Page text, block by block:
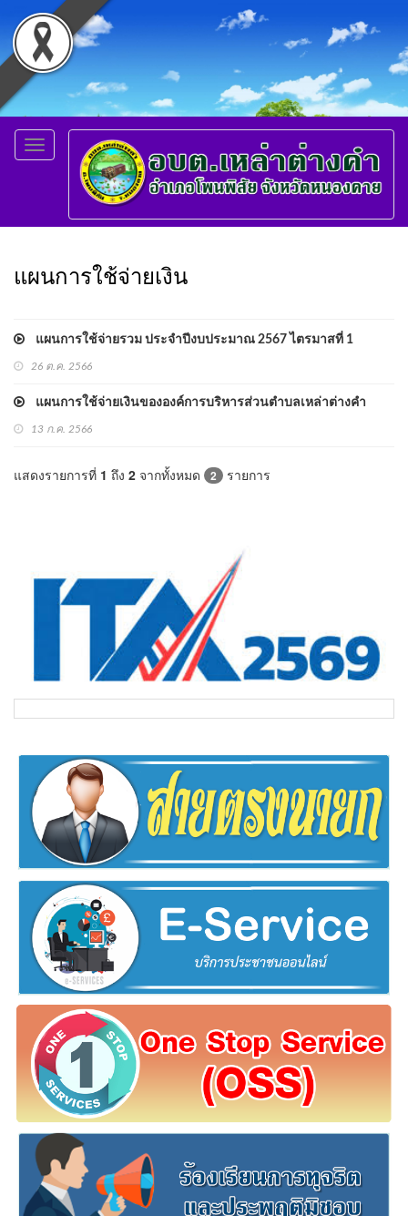
Toggle
navigation
แผนการใช้จ่ายเงิน
แผนการใช้จ่ายรวม ประจำปีงบประมาณ 2567 ไตรมาสที่ 1
26 ต.ค. 2566
แผนการใช้จ่ายเงินขององค์การบริหารส่วนตำบลเหล่าต่างคำ
13 ก.ค. 2566
แสดงรายการที่ 1 ถึง 2 จากทั้งหมด 2 รายการ